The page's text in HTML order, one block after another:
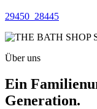
29450_28445
Über uns
Ein
Generation.